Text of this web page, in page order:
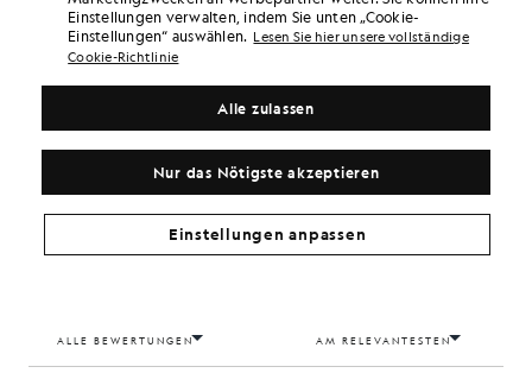
Einstellungen verwalten, indem Sie unten „Cookie-
Einstellungen“ auswählen. Lesen Sie hier unsere vollständige
Cookie-Richtlinie
Nur das Nötigste akzeptieren
Alle zulassen
Einstellungen anpassen